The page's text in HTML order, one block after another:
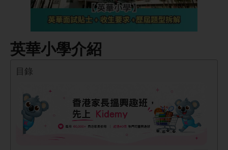
英華小學介紹
目錄